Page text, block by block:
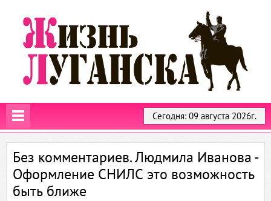
Сегодня: 09 августа 2026г.
Без комментариев. Людмила Иванова -
Оформление СНИЛС это возможность
быть ближе